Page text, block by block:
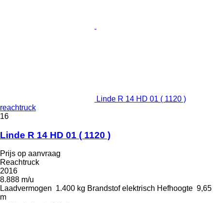
Linde R 14 HD 01 ( 1120 )
reachtruck
16
Linde R 14 HD 01 ( 1120 )
Prijs op aanvraag
Reachtruck
2016
8.888 m/u
Laadvermogen 1.400 kg Brandstof elektrisch Hefhoogte 9,65
m